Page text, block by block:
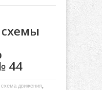
44
схема движения,